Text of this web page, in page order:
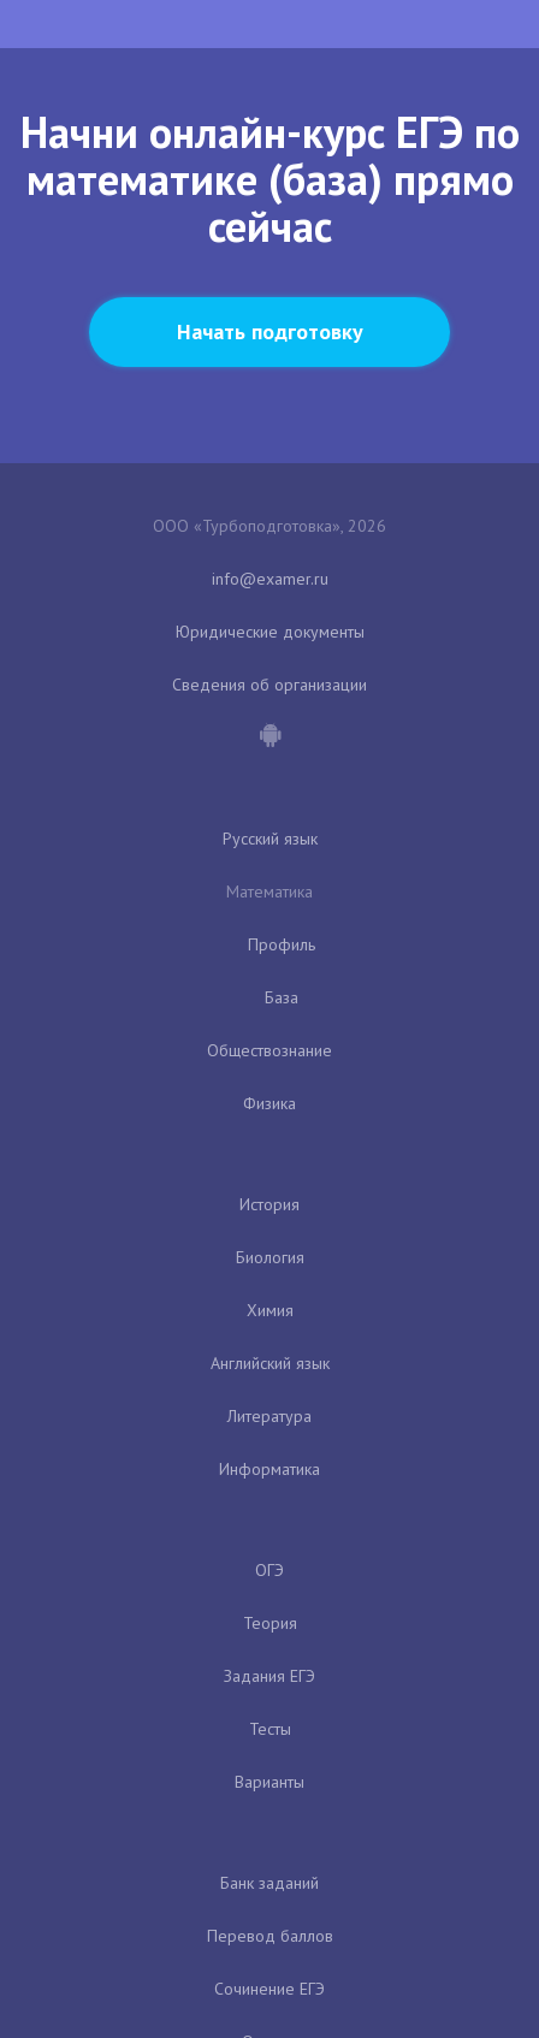
Начни онлайн-курс ЕГЭ по
математике (база) прямо
сейчас
Начать подготовку
ООО «Турбоподготовка», 2026
Юридические документы
Сведения об организации
Русский язык
Математика
Профиль
База
Обществознание
Физика
История
Биология
Химия
Английский язык
Литература
Информатика
ОГЭ
Теория
Задания ЕГЭ
Тесты
Варианты
Банк заданий
Перевод баллов
Сочинение ЕГЭ